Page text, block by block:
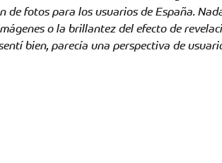
de fotos para los usuarios de España.
o la brillantez del efecto de
bien, parecía una perspectiva de